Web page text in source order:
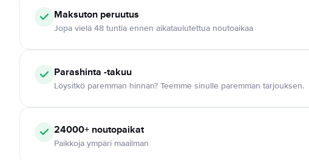
Maksuton peruutus
Jopa vielä 48 tuntia ennen aikataulutettua noutoaikaa
Parashinta -takuu
Löysitkö paremman hinnan? Teemme sinulle paremman tarjouksen.
24000+ noutopaikat
Paikkoja ympäri maailman